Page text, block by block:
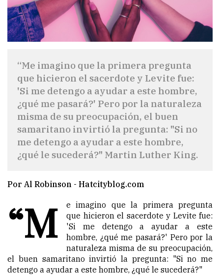
“Me imagino que la primera pregunta
que hicieron el sacerdote y Levite fue:
'Si me detengo a ayudar a este hombre,
¿qué me pasará?' Pero por la naturaleza
misma de su preocupación, el buen
samaritano invirtió la pregunta: "Si no
me detengo a ayudar a este hombre,
¿qué le sucederá?" Martin Luther King.
Por Al Robinson - Hatcityblog.com
“M
e imagino que la primera pregunta
que hicieron el sacerdote y Levite fue:
'Si me detengo a ayudar a este
hombre, ¿qué me pasará?' Pero por la
naturaleza misma de su preocupación,
el buen samaritano invirtió la pregunta: "Si no me
detengo a ayudar a este hombre, ¿qué le sucederá?"